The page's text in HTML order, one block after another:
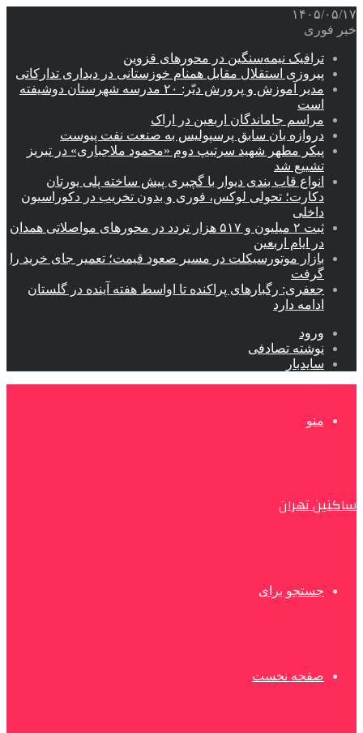
۱۴۰۵/۰۵/۱۷
خبر فوری
ترافیک نیمه‌سنگین در محورهای قزوین
پیروزی استقلال مقابل همنام خوزستانی در دیداری تدارکاتی
مدیر آموزش و پرورش دیّر: ۲۰ مدرسه شهرستان دوشیفته
است
مراسم جاماندگان اربعین در اراک
دروازه بان سابق پرسپولیس به صنعت نفت پیوست
پیکر مطهر شهید سرتیپ دوم «محمود ملاجباری» در تبریز
تشییع شد
انواع قاب بندی دیوار با گچبری پیش ساخته پلی یورتان
دکارت؛ تحولی لوکس، فوری و بدون تخریب در دکوراسیون
داخلی
ثبت ۲ میلیون و ۵۱۷ هزار تردد در محورهای مواصلاتی همدان
در ایام اربعین
بازار موتورسیکلت در مسیر صعود قیمت؛ تعمیر جای خرید را
گرفت
جعفری: رگبارهای پراکنده تا اواسط هفته آینده در گلستان
ادامه دارد
ورود
نوشته تصادفی
سایدبار
منو
ساکنین تهران
جستجو برای
صفحه نخست